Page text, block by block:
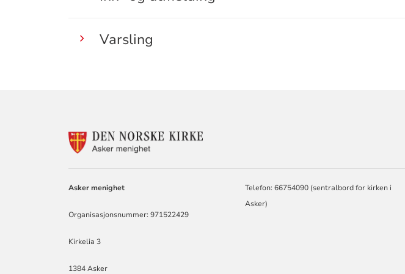
Varsling
KONTAKTINFORMASJON
Asker menighet
Organisasjonsnummer: 971522429
Kirkelia 3
1384 Asker
Telefon: 66754090 (sentralbord for kirken i
Asker)